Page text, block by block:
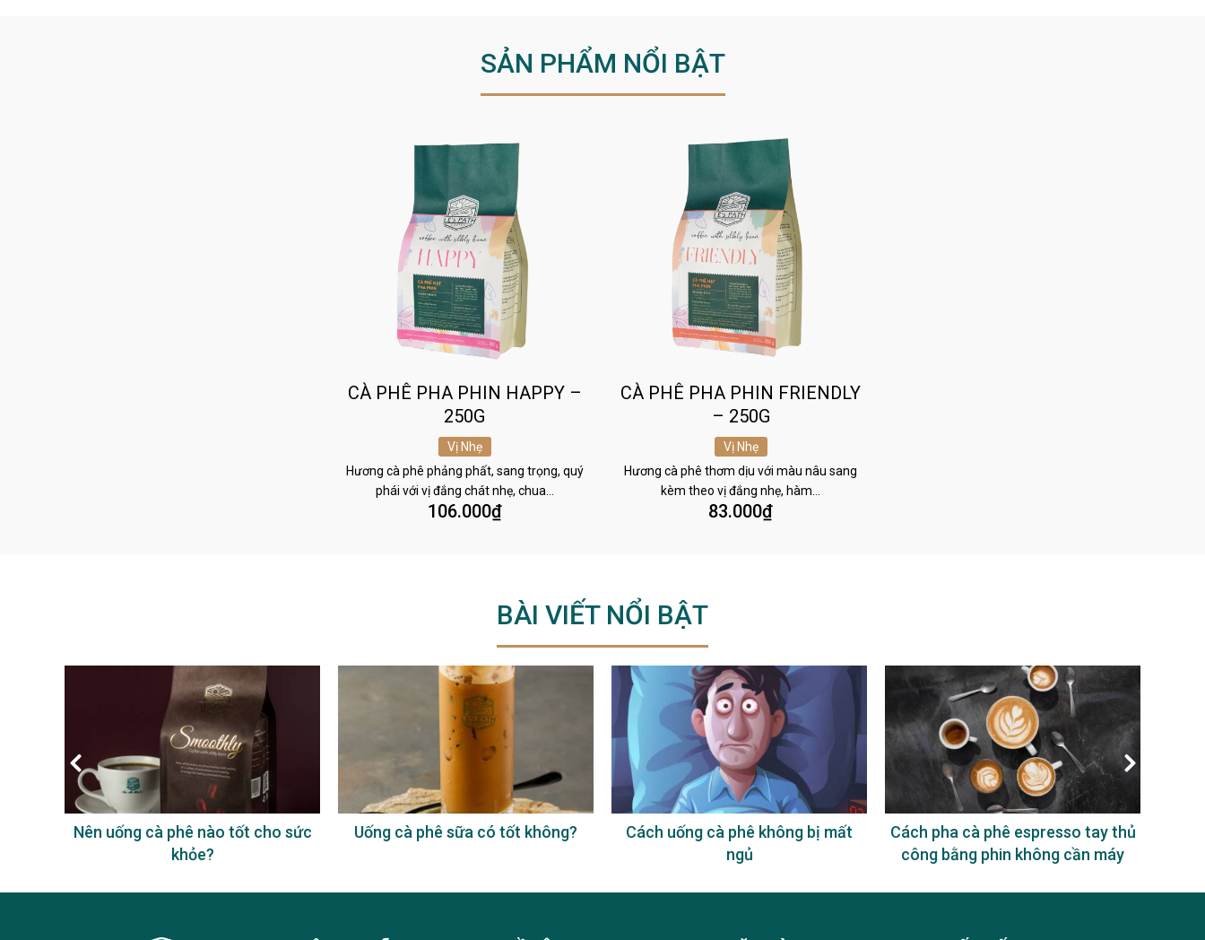
SẢN PHẨM NỔI BẬT
CÀ PHÊ PHA PHIN HAPPY –
250G
Vị Nhẹ
Hương cà phê phảng phất, sang trọng, quý
phái với vị đắng chát nhẹ, chua…
106.000₫
CÀ PHÊ PHA PHIN FRIENDLY
– 250G
Vị Nhẹ
Hương cà phê thơm dịu với màu nâu sang
kèm theo vị đắng nhẹ, hàm…
83.000₫
BÀI VIẾT NỔI BẬT
Nên uống cà phê nào tốt cho sức
khỏe?
Uống cà phê sữa có tốt không?
Cách uống cà phê không bị mất
ngủ
Cách pha cà phê espresso tay thủ
công bằng phin không cần máy